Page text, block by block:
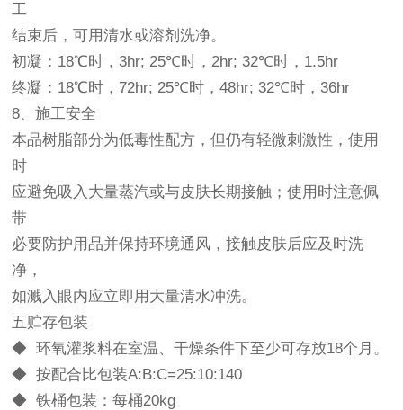
工
结束后，可用清水或溶剂洗净。
初凝：18℃时，3hr; 25℃时，2hr; 32℃时，1.5hr
终凝：18℃时，72hr; 25℃时，48hr; 32℃时，36hr
8、施工安全
本品树脂部分为低毒性配方，但仍有轻微刺激性，使用
时
应避免吸入大量蒸汽或与皮肤长期接触；使用时注意佩
带
必要防护用品并保持环境通风，接触皮肤后应及时洗
净，
如溅入眼内应立即用大量清水冲洗。
五贮存包装
◆ 环氧灌浆料在室温、干燥条件下至少可存放18个月。
◆ 按配合比包装A:B:C=25:10:140
◆ 铁桶包装：每桶20kg